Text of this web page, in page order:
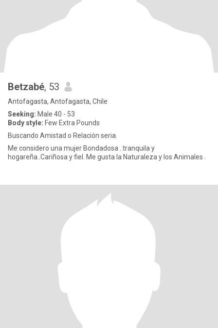
Betzabé, 53
Antofagasta, Antofagasta, Chile
Seeking: Male 40 - 53
Body style: Few Extra Pounds
Buscando Amistad o Relación seria.
Me considero una mujer Bondadosa ..tranquila y
hogareña..Cariñosa y fiel. Me gusta la Naturaleza y los Animales .